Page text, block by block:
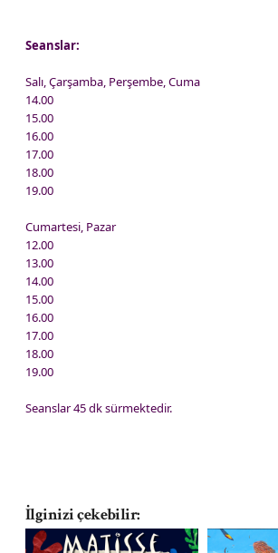
Seanslar:
Salı, Çarşamba, Perşembe, Cuma
14.00
15.00
16.00
17.00
18.00
19.00
Cumartesi, Pazar
12.00
13.00
14.00
15.00
16.00
17.00
18.00
19.00
Seanslar 45 dk sürmektedir.
İlginizi çekebilir: